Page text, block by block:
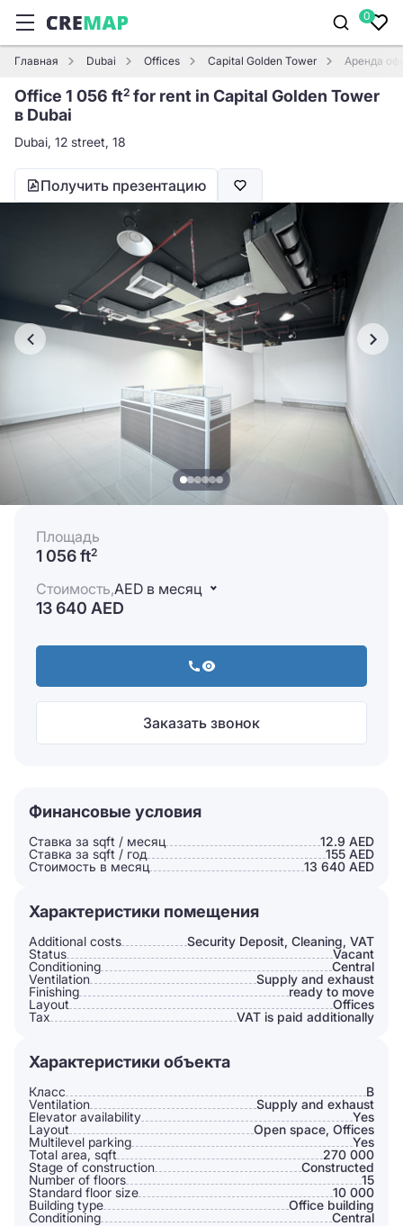
0
Главная Dubai Offices Capital Golden Tower Аренда
Office 1 056 ft2 for rent in Capital Golden Tower
в Dubai
Dubai, 12 street, 18
Получить презентацию
Площадь
1 056 ft2
Стоимость,AED в месяц
13 640 AED
Заказать звонок
Финансовые условия
Ставка за sqft / месяц
12.9 AED
Ставка за sqft / год
155 AED
Стоимость в месяц
13 640 AED
Характеристики помещения
Additional costs
Security Deposit, Cleaning, VAT
Status
Vacant
Conditioning
Сentral
Ventilation
Supply and exhaust
Finishing
ready to move
Layout
Offices
Tax
VAT is paid additionally
Характеристики объекта
Класс
B
Ventilation
Supply and exhaust
Elevator availability
Yes
Layout
Open space, Offices
Multilevel parking
Yes
Total area, sqft
270 000
Stage of construction
Constructed
Number of floors
15
Standard floor size
10 000
Building type
Office building
Conditioning
Сentral